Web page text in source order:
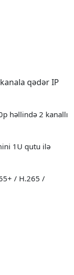
qədər IP
həllində 2 kanallı
1U qutu ilə
/ H.265 /